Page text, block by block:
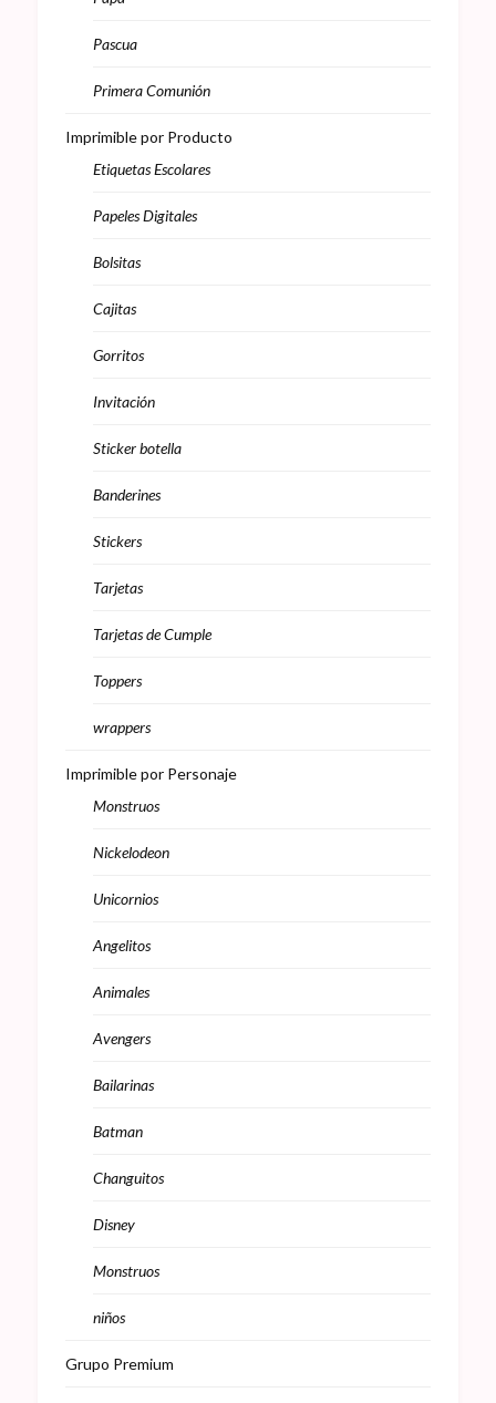
Pascua
Primera Comunión
Imprimible por Producto
Etiquetas Escolares
Papeles Digitales
Bolsitas
Cajitas
Gorritos
Invitación
Sticker botella
Banderines
Stickers
Tarjetas
Tarjetas de Cumple
Toppers
wrappers
Imprimible por Personaje
Monstruos
Nickelodeon
Unicornios
Angelitos
Animales
Avengers
Bailarinas
Batman
Changuitos
Disney
Monstruos
niños
Grupo Premium